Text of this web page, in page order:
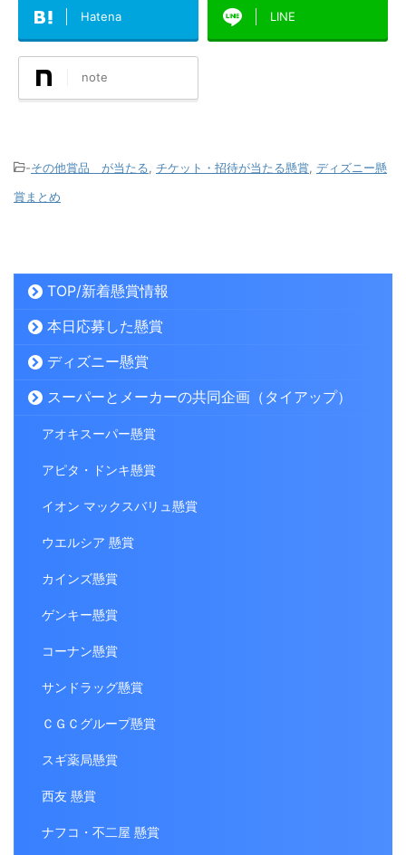
Hatena LINE
note
-その他賞品 が当たる チケット・招待が当たる懸賞 ディズニー懸
賞まとめ
TOP/新着懸賞情報
本日応募した懸賞
ディズニー懸賞
スーパーとメーカーの共同企画（タイアップ）
アオキスーパー懸賞
アピタ・ドンキ懸賞
イオン マックスバリュ懸賞
ウエルシア 懸賞
カインズ懸賞
ゲンキー懸賞
コーナン懸賞
サンドラッグ懸賞
ＣＧＣグループ懸賞
スギ薬局懸賞
西友 懸賞
ナフコ・不二屋 懸賞